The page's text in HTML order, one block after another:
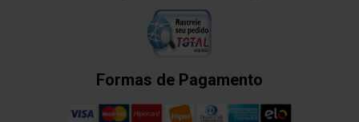
Formas de Pagamento